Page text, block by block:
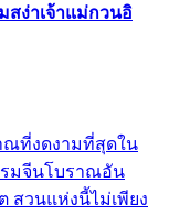
สง่าเจ้าแม่กวนอิ
ณที่งดงามที่สุดใน
รมจีนโบราณอัน
สวนแห่งนี้ไม่เพียง